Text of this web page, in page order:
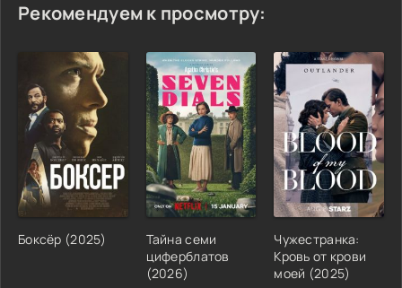
Рекомендуем к просмотру:
Боксёр (2025)
Тайна семи
циферблатов
(2026)
Чужестранка:
Кровь от крови
моей (2025)